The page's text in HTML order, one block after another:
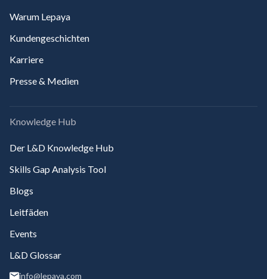
Warum Lepaya
Kundengeschichten
Karriere
Presse & Medien
Knowledge Hub
Der L&D Knowledge Hub
Skills Gap Analysis Tool
Blogs
Leitfäden
Events
L&D Glossar
info@lepaya.com